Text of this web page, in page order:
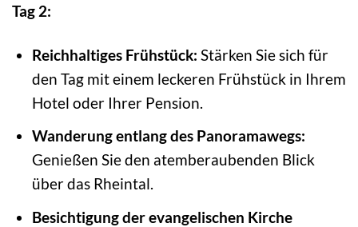
Tag 2:
Reichhaltiges Frühstück: Stärken Sie sich für
den Tag mit einem leckeren Frühstück in Ihrem
Hotel oder Ihrer Pension.
Wanderung entlang des Panoramawegs:
Genießen Sie den atemberaubenden Blick
über das Rheintal.
Besichtigung der evangelischen Kirche